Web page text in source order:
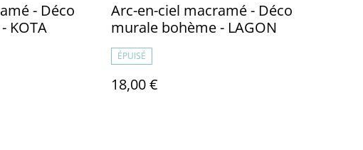
- Déco
KOTA
Arc-en-ciel macramé - Déco
murale bohème - LAGON
ÉPUISÉ
18,00 €